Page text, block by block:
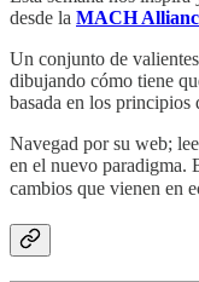
desde la MACH
Un conjunto de
dibujando cómo tiene
basada en los principios
Navegad por su web;
en el nuevo paradigma.
cambios que vienen en